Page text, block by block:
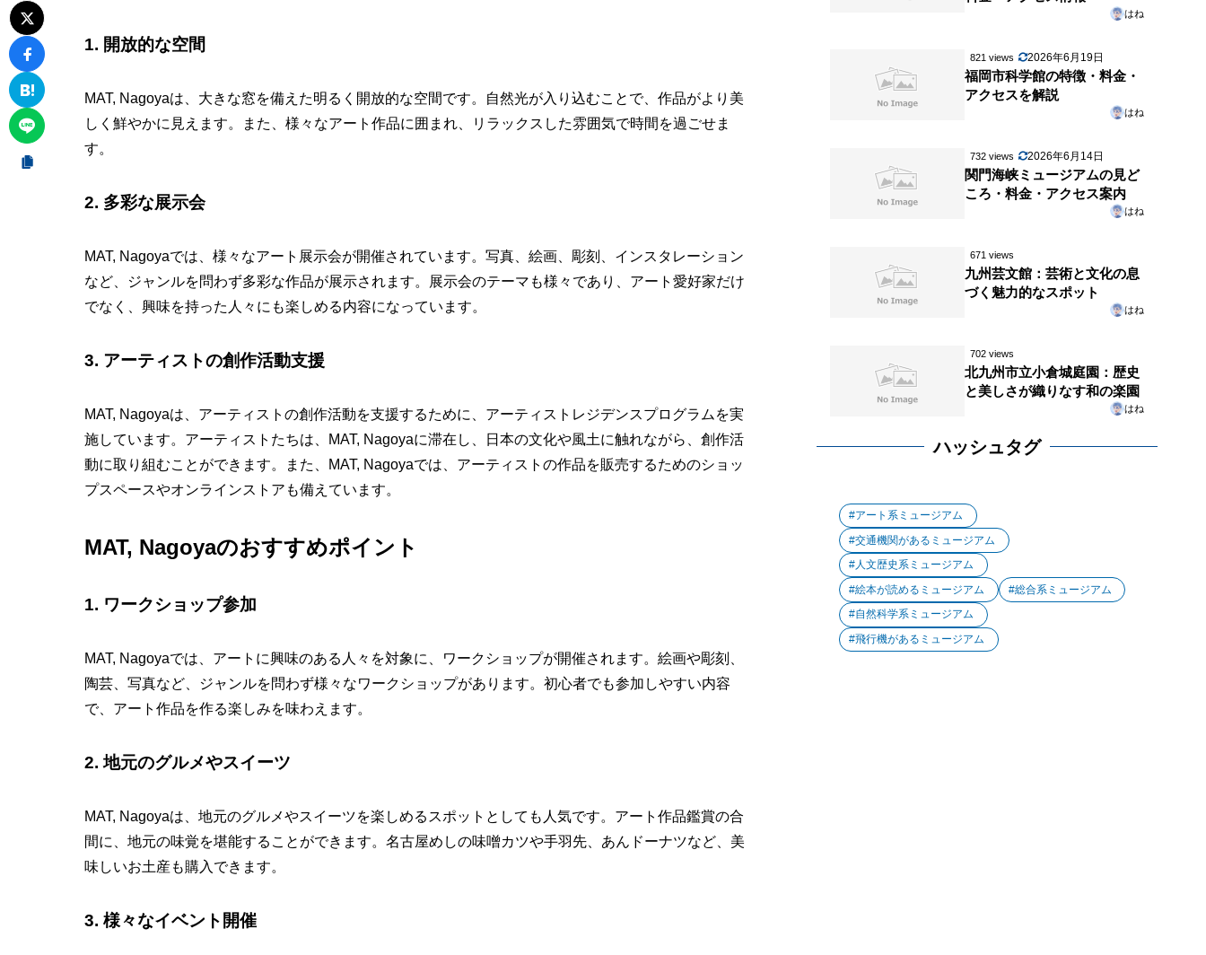
1. 開放的な空間
MAT, Nagoyaは、大きな窓を備えた明るく開放的な空間です。自然光が入り込むことで、作品がより美
しく鮮やかに見えます。また、様々なアート作品に囲まれ、リラックスした雰囲気で時間を過ごせま
す。
2. 多彩な展示会
MAT, Nagoyaでは、様々なアート展示会が開催されています。写真、絵画、彫刻、インスタレーション
など、ジャンルを問わず多彩な作品が展示されます。展示会のテーマも様々であり、アート愛好家だけ
でなく、興味を持った人々にも楽しめる内容になっています。
3. アーティストの創作活動支援
MAT, Nagoyaは、アーティストの創作活動を支援するために、アーティストレジデンスプログラムを実
施しています。アーティストたちは、MAT, Nagoyaに滞在し、日本の文化や風土に触れながら、創作活
動に取り組むことができます。また、MAT, Nagoyaでは、アーティストの作品を販売するためのショッ
プスペースやオンラインストアも備えています。
MAT, Nagoyaのおすすめポイント
1. ワークショップ参加
MAT, Nagoyaでは、アートに興味のある人々を対象に、ワークショップが開催されます。絵画や彫刻、
陶芸、写真など、ジャンルを問わず様々なワークショップがあります。初心者でも参加しやすい内容
で、アート作品を作る楽しみを味わえます。
2. 地元のグルメやスイーツ
MAT, Nagoyaは、地元のグルメやスイーツを楽しめるスポットとしても人気です。アート作品鑑賞の合
間に、地元の味覚を堪能することができます。名古屋めしの味噌カツや手羽先、あんドーナツなど、美
味しいお土産も購入できます。
3. 様々なイベント開催
はね
821 views 2026年6月19日
福岡市科学館の特徴・料金・
アクセスを解説
はね
732 views 2026年6月14日
関門海峡ミュージアムの見ど
ころ・料金・アクセス案内
はね
671 views
九州芸文館：芸術と文化の息
づく魅力的なスポット
はね
702 views
北九州市立小倉城庭園：歴史
と美しさが織りなす和の楽園
はね
ハッシュタグ
アート系ミュージアム
交通機関があるミュージアム
人文歴史系ミュージアム
絵本が読めるミュージアム
総合系ミュージアム
自然科学系ミュージアム
飛行機があるミュージアム